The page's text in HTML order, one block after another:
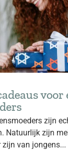
voor
zijn
Natuurlijk zijn
van jongens...